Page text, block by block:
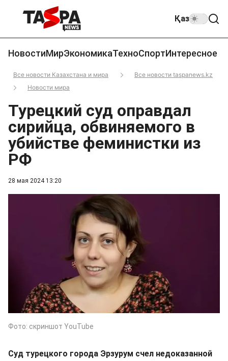
Қаз
НовостиМирЭкономикаТехноСпортИнтересное
Все новости Казахстана и мира
Все новости taspanews.kz
Новости мира
28 мая 2024 13:20
Турецкий суд оправдал
сирийца, обвиняемого в
убийстве феминистки из
РФ
Фото: скриншот YouTube
Суд турецкого города Эрзурум счел недоказанной